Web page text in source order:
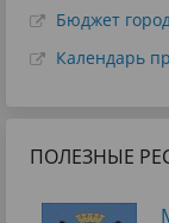
Бюджет
Календарь
ПОЛЕЗНЫЕ